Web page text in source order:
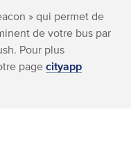
» qui permet de
de votre bus par
Pour plus
page cityapp